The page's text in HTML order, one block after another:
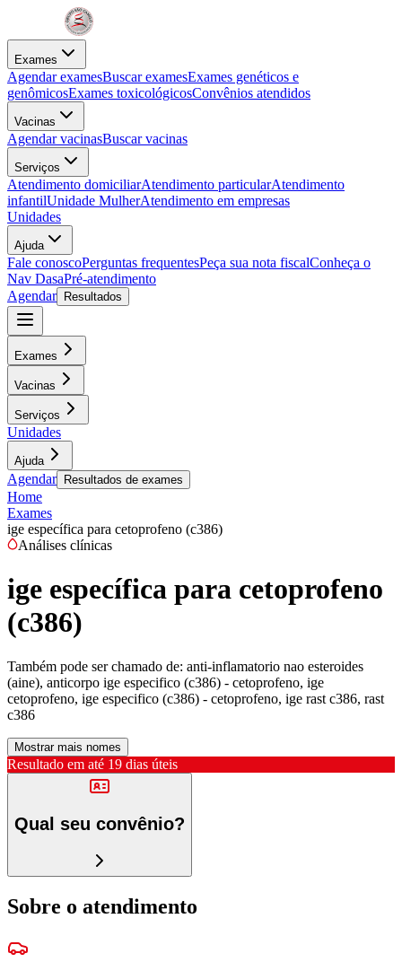
Exames
Agendar examesBuscar examesExames genéticos e
genômicosExames toxicológicosConvênios atendidos
Vacinas
Agendar vacinasBuscar vacinas
Serviços
Atendimento domiciliarAtendimento particularAtendimento
infantilUnidade MulherAtendimento em empresas
Unidades
Ajuda
Fale conoscoPerguntas frequentesPeça sua nota fiscalConheça o
Nav DasaPré-atendimento
Agendar
Resultados
Exames
Vacinas
Serviços
Unidades
Ajuda
Agendar Resultados de exames
Home
Exames
ige específica para cetoprofeno (c386)
Análises clínicas
ige específica para cetoprofeno
(c386)
Também pode ser chamado de: anti-inflamatorio nao esteroides
(aine), anticorpo ige especifico (c386) - cetoprofeno, ige
cetoprofeno, ige especifico (c386) - cetoprofeno, ige rast c386, rast
c386
Mostrar mais nomes
Resultado em até 19 dias úteis
Qual seu convênio?
Sobre o atendimento